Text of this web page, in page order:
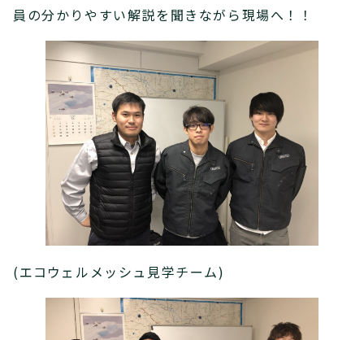
員の分かりやすい解説を聞きながら現場へ！！
(エコウェルメッシュ見学チーム)